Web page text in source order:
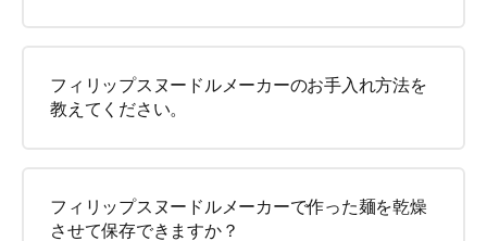
フィリップスヌードルメーカーのお手入れ方法を
教えてください。
フィリップスヌードルメーカーで作った麺を乾燥
させて保存できますか？